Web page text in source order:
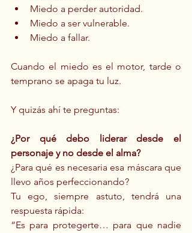
Miedo a perder autoridad.
Miedo a ser vulnerable.
Miedo a fallar.
Cuando el miedo es el motor, tarde o
temprano se apaga tu luz.
Y quizás ahí te preguntas:
¿Por qué debo liderar desde el
personaje y no desde el alma?
¿Para qué es necesaria esa máscara que
llevo años perfeccionando?
Tu ego, siempre astuto, tendrá una
respuesta rápida:
“Es para protegerte… para que nadie